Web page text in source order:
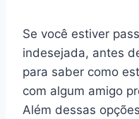
Se você estiver
indesejada, antes
para saber como
com algum amigo
Além dessas